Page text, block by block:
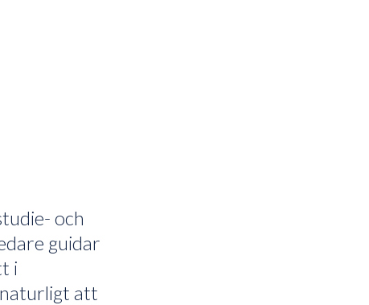
och
guidar
i
naturligt att